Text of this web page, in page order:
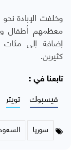
إضافة إلى مئات
كثيرين.
تابعنا في :
فيسبوك تويتر
سوريا